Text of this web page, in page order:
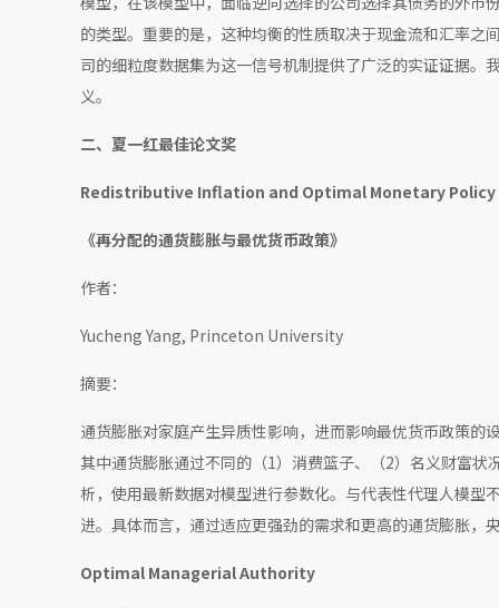
的类型。重要的是，这种均衡的性质取决于现金流和汇率
司的细粒度数据集为这一信号机制提供了广泛的实证证据
义。
二、 夏一红最佳论文奖
Redistributive Inflation and Optimal Monetary Policy
《再分配的通货膨胀与最优货币政策》
作者：
Yucheng Yang, Princeton University
摘要：
通货膨胀对家庭产生异质性影响，进而影响最优货币政策
其中通货膨胀通过不同的（1）消费篮子、（2）名义财富
析，使用最新数据对模型进行参数化。与代表性代理人模
进。具体而言，通过适应更强劲的需求和更高的通货膨胀
Optimal Managerial Authority